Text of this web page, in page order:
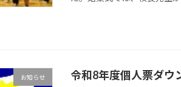
お知らせ 令和8年度個人票ダウ